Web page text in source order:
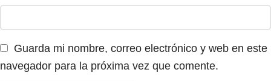
Guarda mi nombre, correo electrónico y web en este
navegador para la próxima vez que comente.